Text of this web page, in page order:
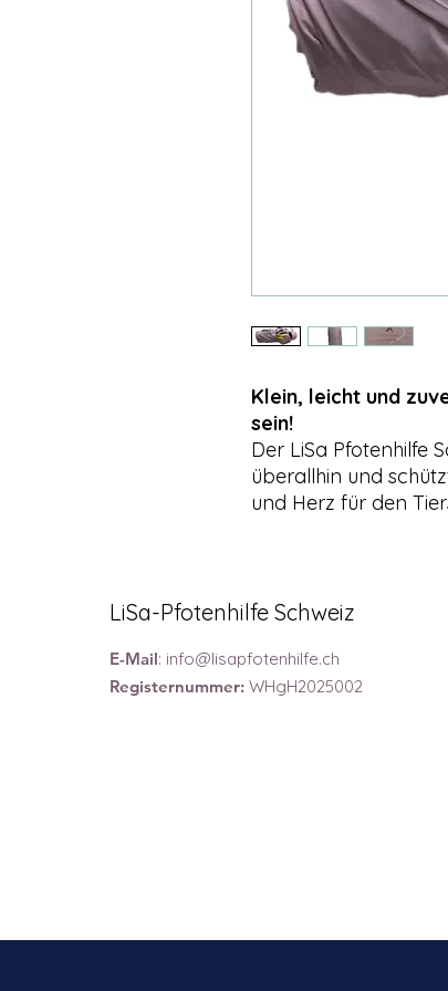
Klein, leicht und
sein!
Der LiSa Pfotenhilfe
überallhin und
und Herz für den
LiSa-Pfotenhilfe Schweiz
E-Mail: info@lisapfotenhilfe.ch
Registernummer: WHgH2025002